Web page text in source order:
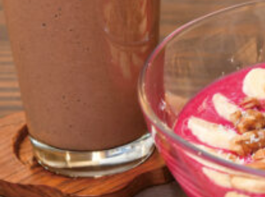
京都の書店
関西で開催。
おすすめの展覧会